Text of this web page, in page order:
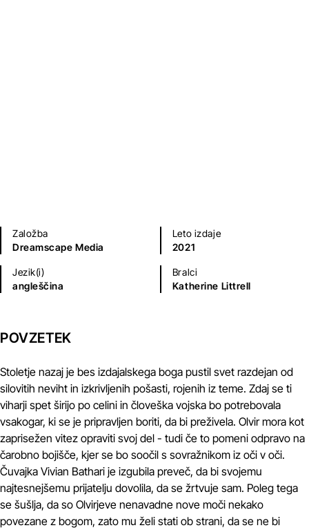
Založba
Dreamscape Media
Leto izdaje
2021
Jezik(i)
angleščina
Bralci
Katherine Littrell
POVZETEK
Stoletje nazaj je bes izdajalskega boga pustil svet razdejan od
silovitih neviht in izkrivljenih pošasti, rojenih iz teme. Zdaj se ti
viharji spet širijo po celini in človeška vojska bo potrebovala
vsakogar, ki se je pripravljen boriti, da bi preživela. Olvir mora kot
zaprisežen vitez opraviti svoj del - tudi če to pomeni odpravo na
čarobno bojišče, kjer se bo soočil s sovražnikom iz oči v oči.
Čuvajka Vivian Bathari je izgubila preveč, da bi svojemu
najtesnejšemu prijatelju dovolila, da se žrtvuje sam. Poleg tega
se šušlja, da so Olvirjeve nenavadne nove moči nekako
povezane z bogom, zato mu želi stati ob strani, da se ne bi